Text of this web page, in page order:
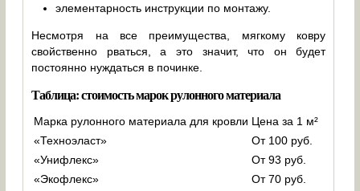
элементарность инструкции по монтажу.
Несмотря на все преимущества, мягкому ковру
свойственно рваться, а это значит, что он будет
постоянно нуждаться в починке.
Таблица: стоимость марок рулонного материала
Марка рулонного материала для кровли Цена за 1 м²
«Техноэласт»
От 100 руб.
«Унифлекс»
От 93 руб.
«Экофлекс»
От 70 руб.